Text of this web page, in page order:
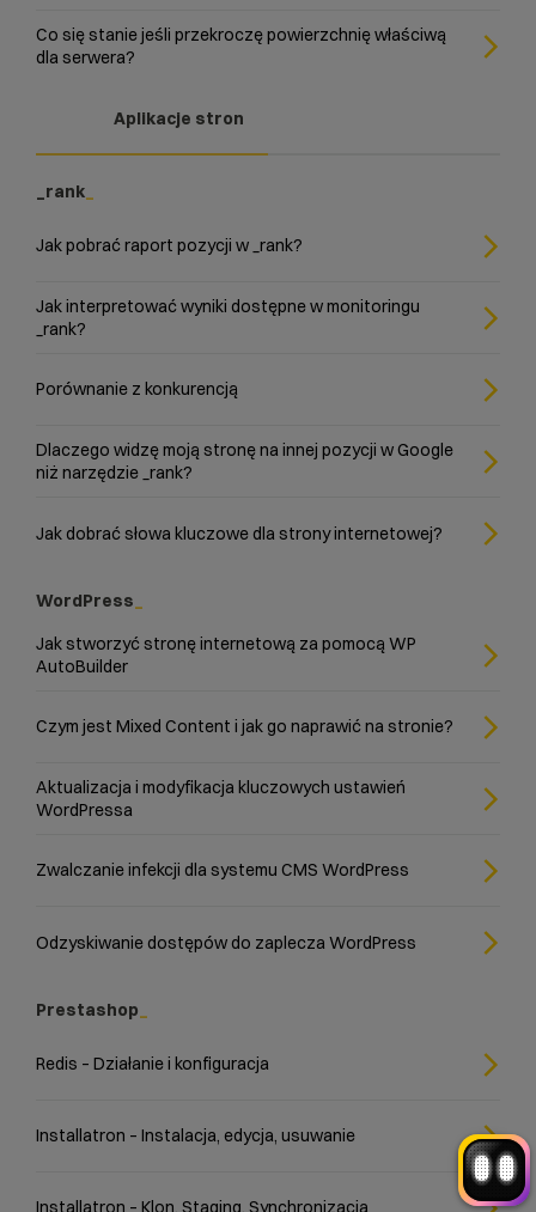
Co się stanie jeśli przekroczę powierzchnię właściwą
dla serwera?
Aplikacje stron
_rank
Jak pobrać raport pozycji w _rank?
Jak interpretować wyniki dostępne w monitoringu
_rank?
Porównanie z konkurencją
Dlaczego widzę moją stronę na innej pozycji w Google
niż narzędzie _rank?
Jak dobrać słowa kluczowe dla strony internetowej?
WordPress
Jak stworzyć stronę internetową za pomocą WP
AutoBuilder
Czym jest Mixed Content i jak go naprawić na stronie?
Aktualizacja i modyfikacja kluczowych ustawień
WordPressa
Zwalczanie infekcji dla systemu CMS WordPress
Odzyskiwanie dostępów do zaplecza WordPress
Prestashop
Redis – Działanie i konfiguracja
Installatron – Instalacja, edycja, usuwanie
Installatron – Klon, Staging, Synchronizacja
— znajdziemy rozwiązanie